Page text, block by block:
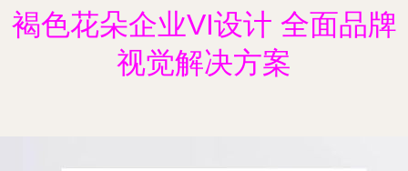
褐色花朵企业VI设计 全面品牌
视觉解决方案